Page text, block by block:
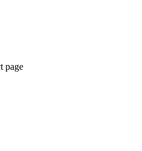
page